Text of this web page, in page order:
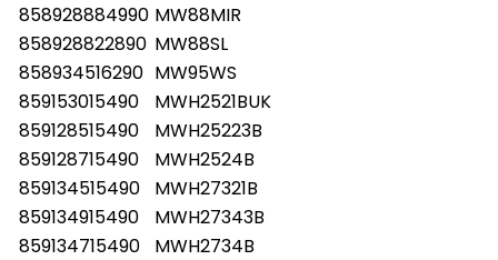
858928884990 MW88MIR
858928822890 MW88SL
858934516290 MW95WS
859153015490
MWH2521BUK
859128515490
MWH25223B
859128715490
MWH2524B
859134515490
MWH27321B
859134915490
MWH27343B
859134715490
MWH2734B